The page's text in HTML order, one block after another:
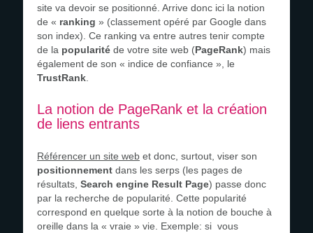
site va devoir se positionné. Arrive donc ici la notion
de « ranking » (classement opéré par Google dans
son index). Ce ranking va entre autres tenir compte
de la popularité de votre site web (PageRank) mais
également de son « indice de confiance », le
TrustRank
La notion de PageRank et la création
de liens entrants
Référencer un site web et donc, surtout, viser son
positionnement dans les serps (les pages de
résultats, Search engine Result Page) passe donc
par la recherche de popularité. Cette popularité
correspond en quelque sorte à la notion de bouche à
oreille dans la « vraie » vie. Exemple: si vous